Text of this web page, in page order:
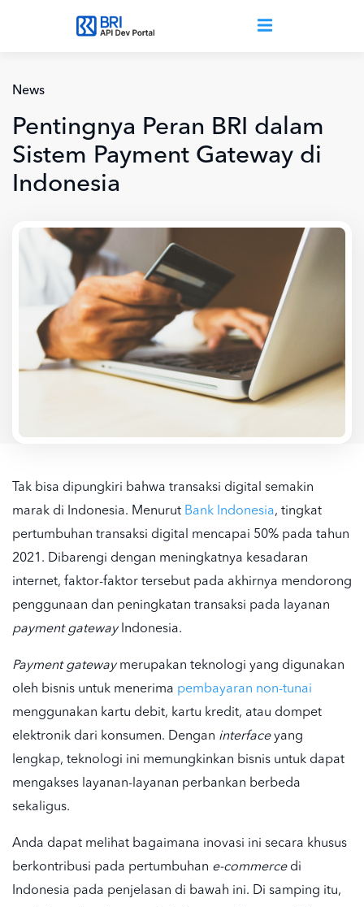
Lompat ke isi utama
News
Pentingnya Peran BRI dalam
Sistem Payment Gateway di
Indonesia
Tak bisa dipungkiri bahwa transaksi digital semakin
marak di Indonesia. Menurut Bank Indonesia, tingkat
pertumbuhan transaksi digital mencapai 50% pada tahun
2021. Dibarengi dengan meningkatnya kesadaran
internet, faktor-faktor tersebut pada akhirnya mendorong
penggunaan dan peningkatan transaksi pada
layanan
payment gatewayIndonesia.
Payment gatewaymerupakan teknologi yang digunakan
oleh bisnis untuk menerima pembayaran non-tunai
menggunakan kartu debit, kartu kredit, atau dompet
elektronik dari konsumen. Dengan interfaceyang
lengkap, teknologi ini memungkinkan bisnis untuk dapat
mengakses layanan-layanan perbankan berbeda
sekaligus.
Anda dapat melihat bagaimana inovasi ini secara khusus
berkontribusi pada pertumbuhan e-commercedi
Indonesia pada penjelasan di bawah ini. Di samping itu,